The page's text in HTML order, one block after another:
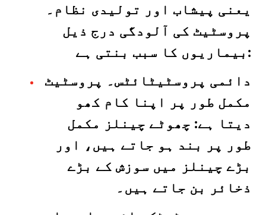
یعنی پیشاب اور تولیدی نظام۔
پروسٹیٹ کی آلودگی درج ذیل
بیماریوں کا سبب بنتی ہے:
دائمی پروسٹیٹائٹس۔ پروسٹیٹ
مکمل طور پر اپنا کام کھو
دیتا ہے: چھوٹے چینلز مکمل
طور پر بند ہو جاتے ہیں، اور
بڑے چینلز میں سوزش کے بڑے
ذخائر بن جاتے ہیں۔